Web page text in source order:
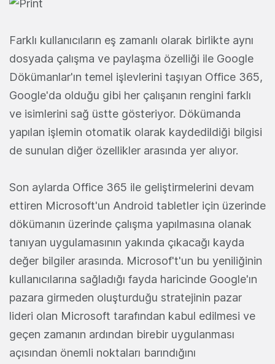
Farklı kullanıcıların eş zamanlı olarak birlikte aynı
dosyada çalışma ve paylaşma özelliği ile Google
Dökümanlar'ın temel işlevlerini taşıyan Office 365,
Google'da olduğu gibi her çalışanın rengini farklı
ve isimlerini sağ üstte gösteriyor. Dökümanda
yapılan işlemin otomatik olarak kaydedildiği bilgisi
de sunulan diğer özellikler arasında yer alıyor.
Son aylarda Office 365 ile geliştirmelerini devam
ettiren Microsoft'un Android tabletler için üzerinde
dökümanın üzerinde çalışma yapılmasına olanak
tanıyan uygulamasının yakında çıkacağı kayda
değer bilgiler arasında. Microsof't'un bu yeniliğinin
kullanıcılarına sağladığı fayda haricinde Google'ın
pazara girmeden oluşturduğu stratejinin pazar
lideri olan Microsoft tarafından kabul edilmesi ve
geçen zamanın ardından birebir uygulanması
açısından önemli noktaları barındığını